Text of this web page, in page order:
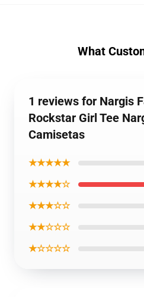
What
1 reviews for Nargis
Rockstar Girl Tee
Camisetas
★★★★★
★★★★☆
★★★☆☆
★★☆☆☆
★☆☆☆☆